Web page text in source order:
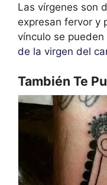
Las vírgenes son
expresan fervor y
vínculo se
de la virgen del
También Te